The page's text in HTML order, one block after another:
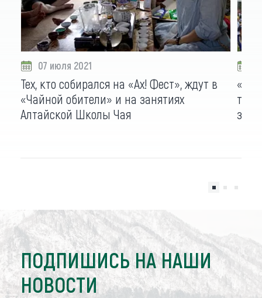
07 июля 2021
Тех, кто собирался на «Ах! Фест», ждут в
«Чайной обители» и на занятиях
Алтайской Школы Чая
ПОДПИШИСЬ НА НАШИ
НОВОСТИ